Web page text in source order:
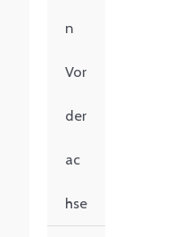
n
Vor
der
ac
hse